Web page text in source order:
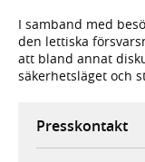
I samband med
den lettiska
att bland annat
säkerhetsläget och
Presskontakt